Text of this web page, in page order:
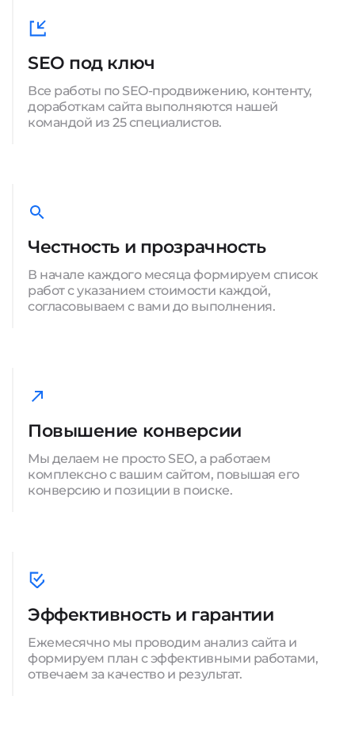
SEO под ключ
Все работы по SEO-продвижению, контенту,
доработкам сайта выполняются нашей
командой из 25 специалистов.
Честность и прозрачность
В начале каждого месяца формируем список
работ с указанием стоимости каждой,
согласовываем с вами до выполнения.
Повышение конверсии
Мы делаем не просто SEO, а работаем
комплексно с вашим сайтом, повышая его
конверсию и позиции в поиске.
Эффективность и гарантии
Ежемесячно мы проводим анализ сайта и
формируем план с эффективными работами,
отвечаем за качество и результат.